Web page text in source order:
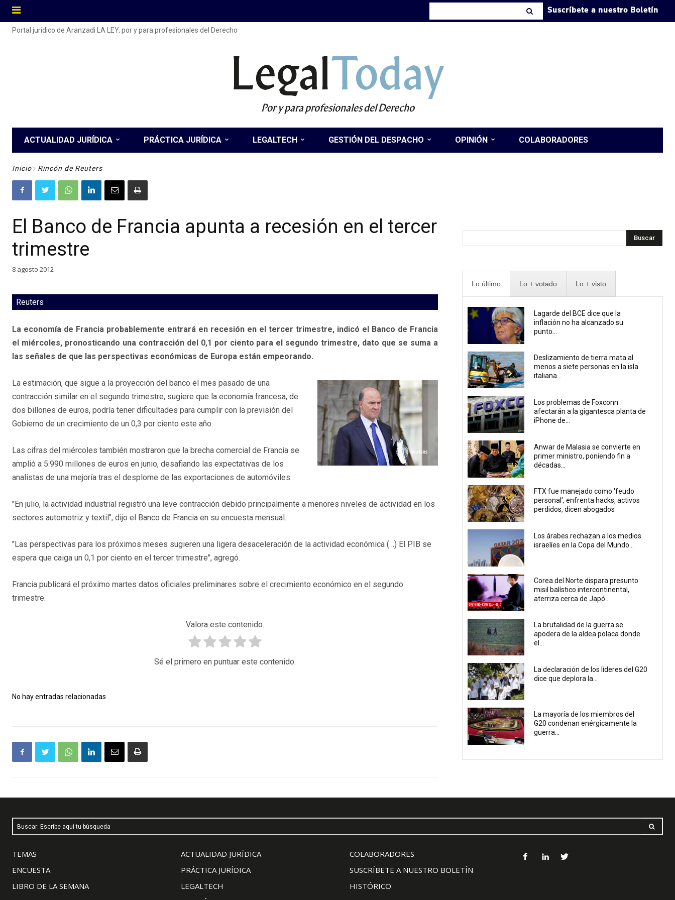
Suscríbete a nuestro Boletín
Portal jurídico de Aranzadi LA LEY, por y para profesionales del Derecho
LegalToday
Por y para profesionales del Derecho
ACTUALIDAD JURÍDICA PRÁCTICA JURÍDICA LEGALTECH GESTIÓN DEL DESPACHO OPINIÓN COLABORADORES
Inicio Rincón de Reuters
El Banco de Francia apunta a recesión en el tercer
trimestre
8 agosto 2012
Reuters
La economía de Francia probablemente entrará en recesión en el tercer trimestre, indicó el Banco de Francia
el miércoles, pronosticando una contracción del 0,1 por ciento para el segundo trimestre, dato que se suma a
las señales de que las perspectivas económicas de Europa están empeorando.
La estimación, que sigue a la proyección del banco el mes pasado de una
contracción similar en el segundo trimestre, sugiere que la economía francesa, de
dos billones de euros, podría tener dificultades para cumplir con la previsión del
Gobierno de un crecimiento de un 0,3 por ciento este año.
Las cifras del miércoles también mostraron que la brecha comercial de Francia se
amplió a 5.990 millones de euros en junio, desafiando las expectativas de los
analistas de una mejoría tras el desplome de las exportaciones de automóviles.
"En julio, la actividad industrial registró una leve contracción debido principalmente a menores niveles de actividad en los
sectores automotriz y textil", dijo el Banco de Francia en su encuesta mensual.
"Las perspectivas para los próximos meses sugieren una ligera desaceleración de la actividad económica (…) El PIB se
espera que caiga un 0,1 por ciento en el tercer trimestre", agregó.
Francia publicará el próximo martes datos oficiales preliminares sobre el crecimiento económico en el segundo
trimestre.
Valora este contenido.
Sé el primero en puntuar este contenido.
No hay entradas relacionadas
Buscar
Lo último Lo + votado Lo + visto
Lagarde del BCE dice que la
inflación no ha alcanzado su
punto...
Deslizamiento de tierra mata al
menos a siete personas en la isla
italiana...
Los problemas de Foxconn
afectarán a la gigantesca planta de
iPhone de...
Anwar de Malasia se convierte en
primer ministro, poniendo fin a
décadas...
FTX fue manejado como 'feudo
personal', enfrenta hacks, activos
perdidos, dicen abogados
Los árabes rechazan a los medios
israelíes en la Copa del Mundo...
Corea del Norte dispara presunto
misil balístico intercontinental,
aterriza cerca de Japó...
La brutalidad de la guerra se
apodera de la aldea polaca donde
el...
La declaración de los líderes del G20
dice que deplora la...
La mayoría de los miembros del
G20 condenan enérgicamente la
guerra...
Buscar: Escribe aquí tu búsqueda
TEMAS
ENCUESTA
LIBRO DE LA SEMANA
ACTUALIDAD JURÍDICA
PRÁCTICA JURÍDICA
LEGALTECH
COLABORADORES
SUSCRÍBETE A NUESTRO BOLETÍN
HISTÓRICO